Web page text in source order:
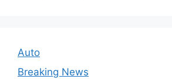
Auto
Breaking News